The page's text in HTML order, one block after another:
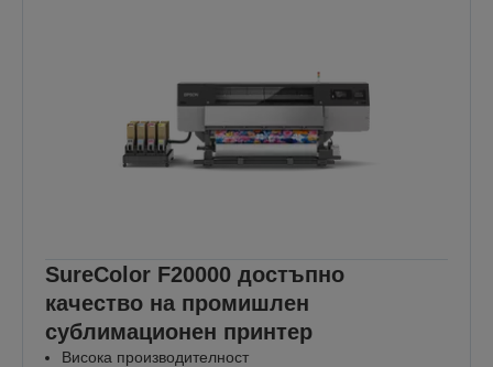
SureColor F20000 достъпно
качество на промишлен
сублимационен принтер
Висока производителност